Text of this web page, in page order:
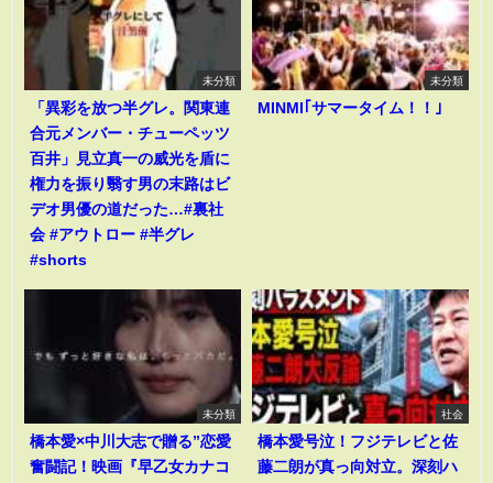
未分類
「異彩を放つ半グレ。関東連
合元メンバー・チューペッツ
百井」見立真一の威光を盾に
権力を振り翳す男の末路はビ
デオ男優の道だった…#裏社
会 #アウトロー #半グレ
#shorts
未分類
MINMI｢サマータイム！！｣
未分類
橋本愛×中川大志で贈る”恋愛
奮闘記！映画『早乙女カナコ
社会
橋本愛号泣！フジテレビと佐
藤二朗が真っ向対立。深刻ハ